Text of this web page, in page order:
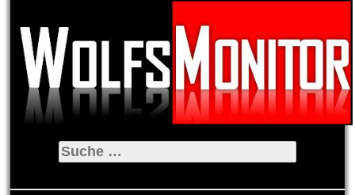
Suche
nach: